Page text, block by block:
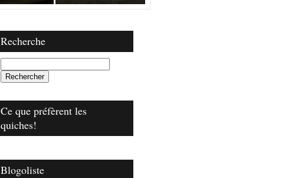
Recherche
Ce que préfèrent les
quiches!
Blogoliste